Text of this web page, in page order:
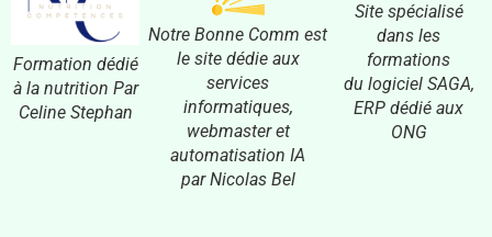
Formation dédié
à la nutrition Par
Celine Stephan
Notre Bonne Comm est
le site dédie aux
services
informatiques,
webmaster et
automatisation IA
par Nicolas Bel
Site spécialisé
dans les
formations
du logiciel SAGA,
ERP dédié aux
ONG